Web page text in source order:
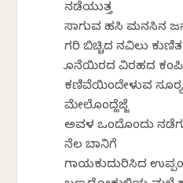
ನಡೆಯುತ್ತ
ಸಾಗುವ ಹಸಿ ಮನಸಿನ
ಗರಿ ಬಿಚ್ಚಿದ ನವಿಲು ಕುಣಿತ
ಕೊನೆಯಿರದ ವಿರಹದ
ಕಣಿವೆಯಿಂದೇಳುವ
ಮೇಲೊಂದ್ಹೆಜ್ಜೆ
ಅವಳ ಒಂದೊಂದು
ನೆಲ ಬಾನಿಗೆ
ಗಾಯಕುದುರಿಸಿದ